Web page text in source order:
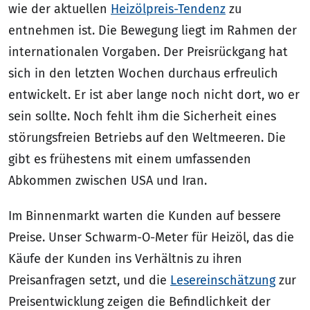
wie der aktuellen Heizölpreis-Tendenz zu
entnehmen ist. Die Bewegung liegt im Rahmen der
internationalen Vorgaben. Der Preisrückgang hat
sich in den letzten Wochen durchaus erfreulich
entwickelt. Er ist aber lange noch nicht dort, wo er
sein sollte. Noch fehlt ihm die Sicherheit eines
störungsfreien Betriebs auf den Weltmeeren. Die
gibt es frühestens mit einem umfassenden
Abkommen zwischen USA und Iran.
Im Binnenmarkt warten die Kunden auf bessere
Preise. Unser Schwarm-O-Meter für Heizöl, das die
Käufe der Kunden ins Verhältnis zu ihren
Preisanfragen setzt, und die Lesereinschätzungzur
Preisentwicklung zeigen die Befindlichkeit der